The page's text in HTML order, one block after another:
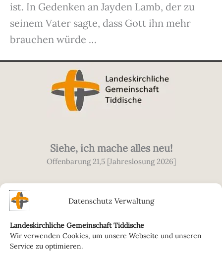
Datenschutz Verwaltung
Landeskirchliche Gemeinschaft Tiddische
Wir verwenden Cookies, um unsere Webseite und unseren
Service zu optimieren.
ist. In Gedenken an Jayden Lamb, der zu
seinem Vater sagte, dass Gott ihn mehr
brauchen würde …
Siehe, ich mache alles neu!
Offenbarung 21,5 [Jahreslosung 2026]
© 2026 Landeskirchliche Gemeinschaft